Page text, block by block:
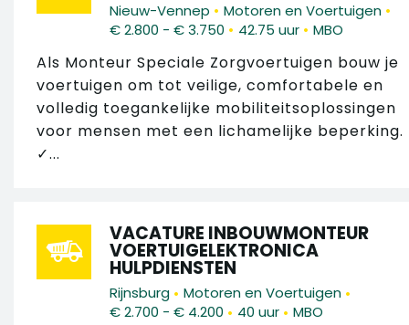
Nieuw-Vennep • Motoren en Voertuigen •
€ 2.800 - € 3.750 • 42.75 uur • MBO
Als Monteur Speciale Zorgvoertuigen bouw je
voertuigen om tot veilige, comfortabele en
volledig toegankelijke mobiliteitsoplossingen
voor mensen met een lichamelijke beperking.
✓...
VACATURE INBOUWMONTEUR
VOERTUIGELEKTRONICA
HULPDIENSTEN
Rijnsburg • Motoren en Voertuigen •
€ 2.700 - € 4.200 • 40 uur • MBO